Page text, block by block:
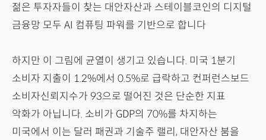
젊은 투자자들이 찾는 대안자산과 스테이블코인의 디지털
금융망 모두 AI 컴퓨팅 파워를 기반으로 합니다
하지만 이 그림에 균열이 생기고 있습니다. 미국 1분기
소비자 지출이 1.2%에서 0.5%로 급락하고 컨퍼런스보드
소비자신뢰지수가 93으로 떨어진 것은 단순한 지표
악화가 아닙니다. 소비가 GDP의 70%를 차지하는
미국에서 이는 달러 패권과 기술주 랠리, 대안자산 붐을